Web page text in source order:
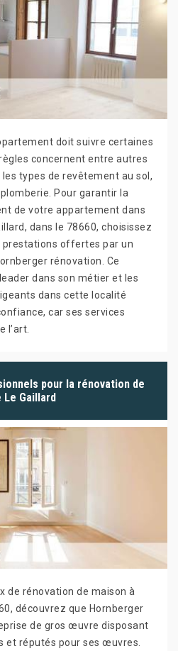
doit suivre certaines
concernent entre autres
types de revêtement au sol,
Pour garantir la
de votre appartement dans
dans le 78660, choisissez
prestations offertes par un
rénovation. Ce
dans son métier et les
dans cette localité
car ses services
l’art.
pour la rénovation de
Gaillard
de rénovation de maison à
découvrez que Hornberger
de gros œuvre disposant
et réputés pour ses œuvres.